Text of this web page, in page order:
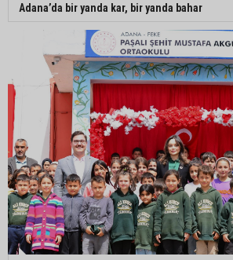
Adana’da bir yanda kar, bir yanda bahar